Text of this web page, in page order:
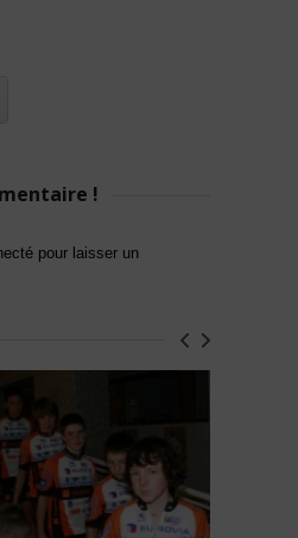
!
pour laisser un